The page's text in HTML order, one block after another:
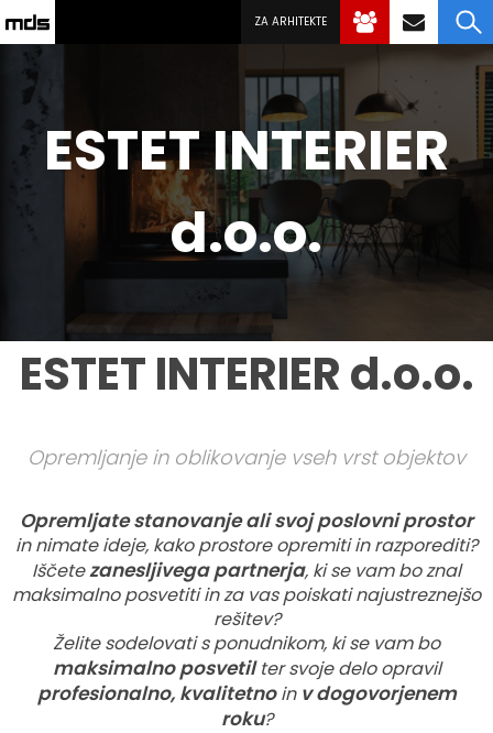
ZA ARHITEKTE
ESTET INTERIER
d.o.o.
ESTET INTERIER d.o.o.
Opremljanje in oblikovanje vseh vrst objektov
Opremljate stanovanje ali svoj poslovni prostor
in nimate ideje, kako prostore opremiti in razporediti?
Iščetezanesljivega partnerja, ki se vam bo znal
maksimalno posvetiti in za vas poiskati najustreznejšo
rešitev?
Želite sodelovati s ponudnikom, ki se vam bo
maksimalno posvetilter svoje delo opravil
profesionalno, kvalitetnoin v dogovorjenem
roku?